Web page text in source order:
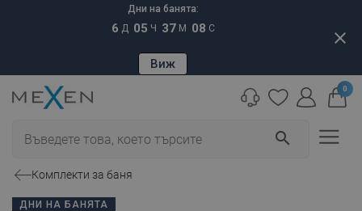
Дни на банята:
6 Д 05 Ч 37 М 07 С
Виж
close
search
0
Комплекти за баня
ДНИ НА БАНЯТА